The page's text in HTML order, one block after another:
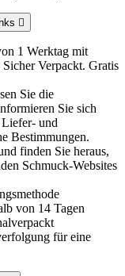

1 Werktag mit
Verpackt. Gratis
Sie die
Sie sich
und
Bestimmungen.
finden Sie heraus,
Schmuck-Websites
von 14 Tagen
für eine